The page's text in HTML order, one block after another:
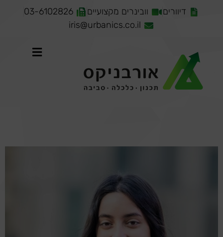
דיוורים וובינרים מקצועיים
03-6102826
iris@urbanics.co.il